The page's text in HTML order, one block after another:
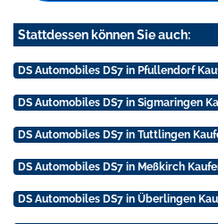
Stattdessen können Sie auch:
DS Automobiles DS7 in Pfullendorf
DS Automobiles DS7 in Sigmaringen
DS Automobiles DS7 in Tuttlingen
DS Automobiles DS7 in Meßkirch
DS Automobiles DS7 in Überlingen